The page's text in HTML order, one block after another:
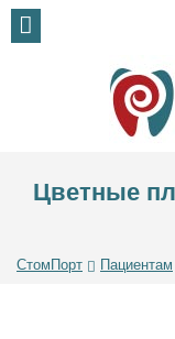
Цветные
СтомПорт Пациентам